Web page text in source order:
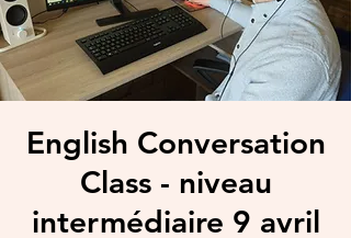
English Conversation
Class - niveau
intermédiaire 9 avril